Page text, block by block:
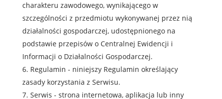
charakteru zawodowego, wynikającego w
szczególności z przedmiotu wykonywanej przez nią
działalności gospodarczej, udostępnionego na
podstawie przepisów o Centralnej Ewidencji i
Informacji o Działalności Gospodarczej.
Regulamin - niniejszy Regulamin określający
zasady korzystania z Serwisu.
Serwis - strona internetowa, aplikacja lub inny